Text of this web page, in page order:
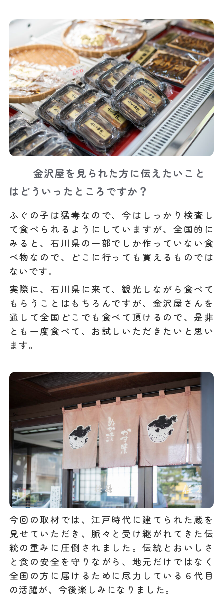
金沢屋を見られた方に伝えたいこと
はどういったところですか？
ふぐの子は猛毒なので、今はしっかり検査し
て食べられるようにしていますが、全国的に
みると、石川県の一部でしか作っていない食
べ物なので、どこに行っても買えるものでは
ないです。
実際に、石川県に来て、観光しながら食べて
もらうことはもちろんですが、金沢屋さんを
通して全国どこでも食べて頂けるので、是非
とも一度食べて、お試しいただきたいと思い
ます。
今回の取材では、江戸時代に建てられた蔵を
見せていただき、脈々と受け継がれてきた伝
統の重みに圧倒されました。伝統とおいしさ
と食の安全を守りながら、地元だけではなく
全国の方に届けるために尽力している６代目
の活躍が、今後楽しみになりました。